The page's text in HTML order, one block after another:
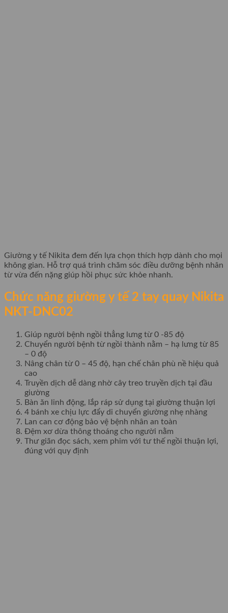
Giường y tế Nikita đem đến lựa chọn thích hợp dành cho mọi
không gian. Hỗ trợ quá trình chăm sóc điều dưỡng bệnh nhân
từ vừa đến nặng giúp hồi phục sức khỏe nhanh.
Chức năng giường y tế 2 tay quay Nikita
NKT-DNC02
Giúp người bệnh ngồi thẳng lưng từ 0 -85 độ
Chuyển người bệnh từ ngồi thành nằm – hạ lưng từ 85
– 0 độ
Nâng chân từ 0 – 45 độ, hạn chế chân phù nề hiệu quả
cao
Truyền dịch dễ dàng nhờ cây treo truyền dịch tại đầu
giường
Bàn ăn linh động, lắp ráp sử dụng tại giường thuận lợi
4 bánh xe chịu lực đẩy di chuyển giường nhẹ nhàng
Lan can cơ động bảo vệ bệnh nhân an toàn
Đệm xơ dừa thông thoáng cho người nằm
Thư giãn đọc sách, xem phim với tư thế ngồi thuận lợi,
đúng với quy định